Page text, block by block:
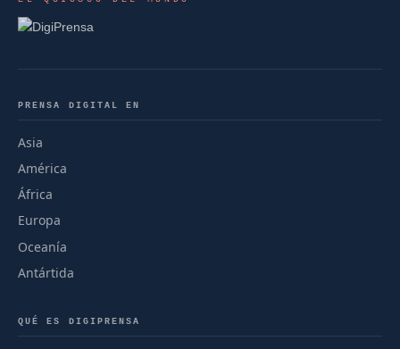
PRENSA DIGITAL EN
Asia
América
África
Europa
Oceanía
Antártida
QUÉ ES DIGIPRENSA